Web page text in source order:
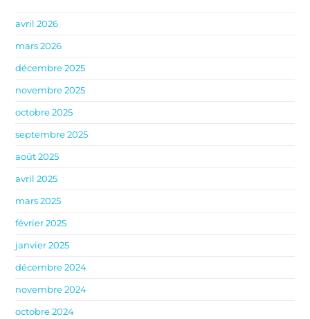
avril 2026
mars 2026
décembre 2025
novembre 2025
octobre 2025
septembre 2025
août 2025
avril 2025
mars 2025
février 2025
janvier 2025
décembre 2024
novembre 2024
octobre 2024